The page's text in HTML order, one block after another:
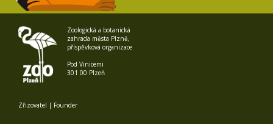
Zoologická a botanická
zahrada města Plzně,
příspěvková organizace
Pod Vinicemi
301 00 Plzeň
Zřizovatel | Founder